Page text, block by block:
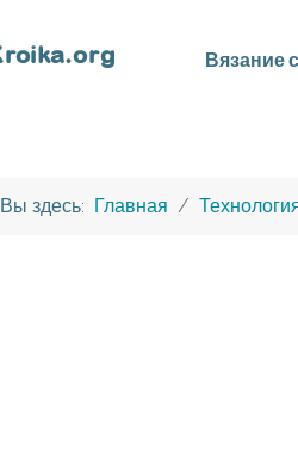
Вязание
Вы здесь: Главная